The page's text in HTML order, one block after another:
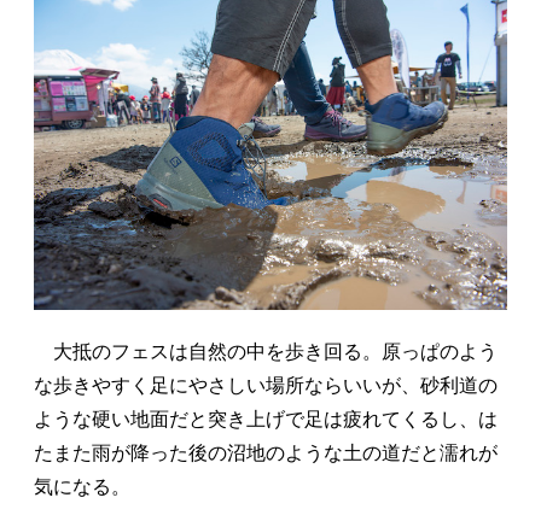
大抵のフェスは自然の中を歩き回る。原っぱのよう
な歩きやすく足にやさしい場所ならいいが、砂利道の
ような硬い地面だと突き上げで足は疲れてくるし、は
たまた雨が降った後の沼地のような土の道だと濡れが
気になる。